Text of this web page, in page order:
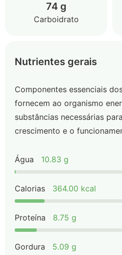
74 g
Carboidrato
Nutrientes gerais
Componentes essenciais
fornecem ao organismo
substâncias necessárias
crescimento e o
Água 10.83 g
Calorias 364.00 kcal
Proteína 8.75 g
Gordura 5.09 g